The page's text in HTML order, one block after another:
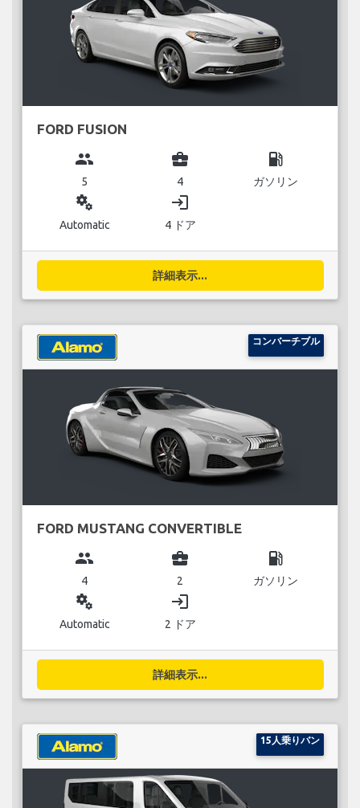
FORD FUSION
group
5
business_center
4
local_gas_station
ガソリン
miscellaneous_services
Automatic
login
4 ドア
詳細表示...
コンバーチブル
FORD MUSTANG CONVERTIBLE
group
4
business_center
2
local_gas_station
ガソリン
miscellaneous_services
Automatic
login
2 ドア
詳細表示...
15人乗りバン